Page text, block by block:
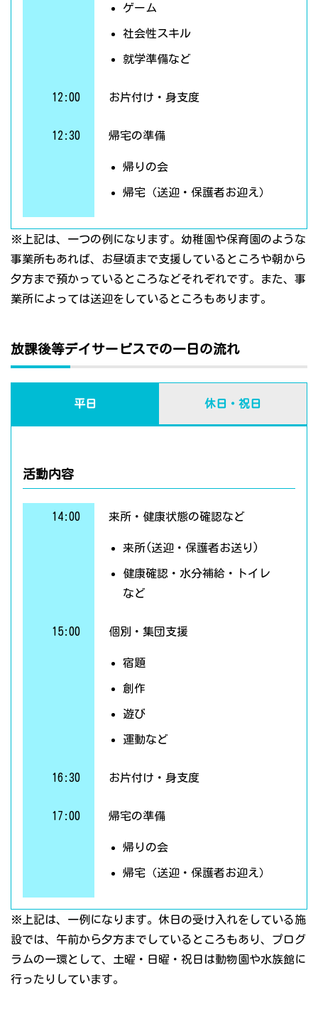
ゲーム
社会性スキル
就学準備など
12:00 お片付け・身支度
12:30 帰宅の準備
帰りの会
帰宅（送迎・保護者お迎え）
※上記は、一つの例になります。幼稚園や保育園のような
事業所もあれば、お昼頃まで支援しているところや朝から
夕方まで預かっているところなどそれぞれです。また、事
業所によっては送迎をしているところもあります。
放課後等デイサービスでの一日の流れ
平日 休日・祝日
活動内容
14:00 来所・健康状態の確認など
来所(送迎・保護者お送り)
健康確認・水分補給・トイレ
など
15:00 個別・集団支援
宿題
創作
遊び
運動など
16:30 お片付け・身支度
17:00 帰宅の準備
帰りの会
帰宅（送迎・保護者お迎え）
※上記は、一例になります。休日の受け入れをしている施
設では、午前から夕方までしているところもあり、プログ
ラムの一環として、土曜・日曜・祝日は動物園や水族館に
行ったりしています。